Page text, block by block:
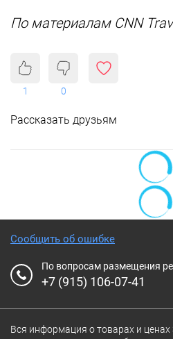
По материалам CNN
1 0
Рассказать друзьям
Сообщить об ошибке
По вопросам размещения
+7 (915) 106-07-41
Вся информация о товарах и